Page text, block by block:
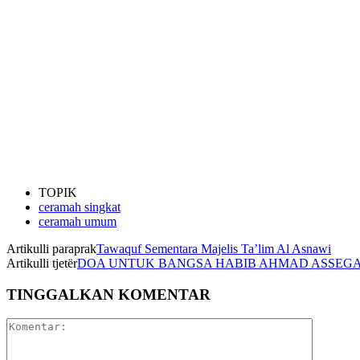
TOPIK
ceramah singkat
ceramah umum
Artikulli paraprakTawaquf Sementara Majelis Ta’lim Al Asnawi
Artikulli tjetërDOA UNTUK BANGSA HABIB AHMAD
TINGGALKAN KOMENTAR